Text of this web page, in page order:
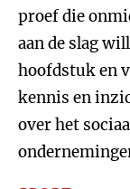
proef die
aan de slag
hoofdstuk en
kennis en
over het